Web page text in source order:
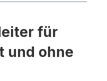
für
und ohne